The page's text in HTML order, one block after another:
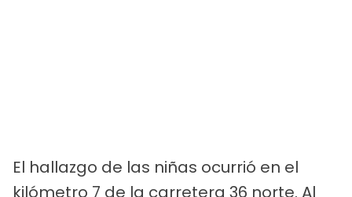
El hallazgo de las niñas ocurrió en el
kilómetro 7 de la carretera 36 norte. Al